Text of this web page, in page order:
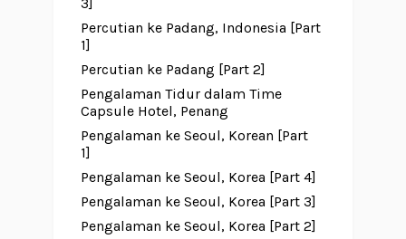
Percutian ke Padang, Indonesia [Part
1]
Percutian ke Padang [Part 2]
Pengalaman Tidur dalam Time
Capsule Hotel, Penang
Pengalaman ke Seoul, Korean [Part
1]
Pengalaman ke Seoul, Korea [Part 4]
Pengalaman ke Seoul, Korea [Part 3]
Pengalaman ke Seoul, Korea [Part 2]